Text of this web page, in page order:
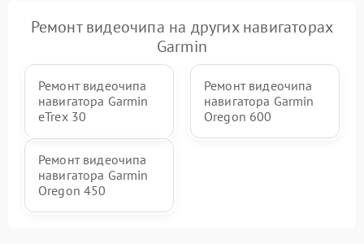
Ремонт видеочипа на других навигаторах
Garmin
Ремонт видеочипа
навигатора Garmin
eTrex 30
Ремонт видеочипа
навигатора Garmin
Oregon 600
Ремонт видеочипа
навигатора Garmin
Oregon 450